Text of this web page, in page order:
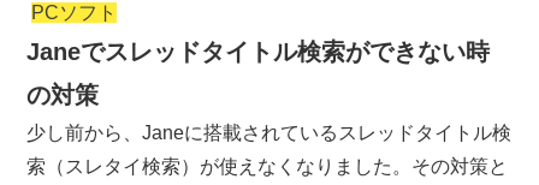
PCソフト
Janeでスレッドタイトル検索ができない時
の対策
少し前から、Janeに搭載されているスレッドタイトル検
索（スレタイ検索）が使えなくなりました。その対策と